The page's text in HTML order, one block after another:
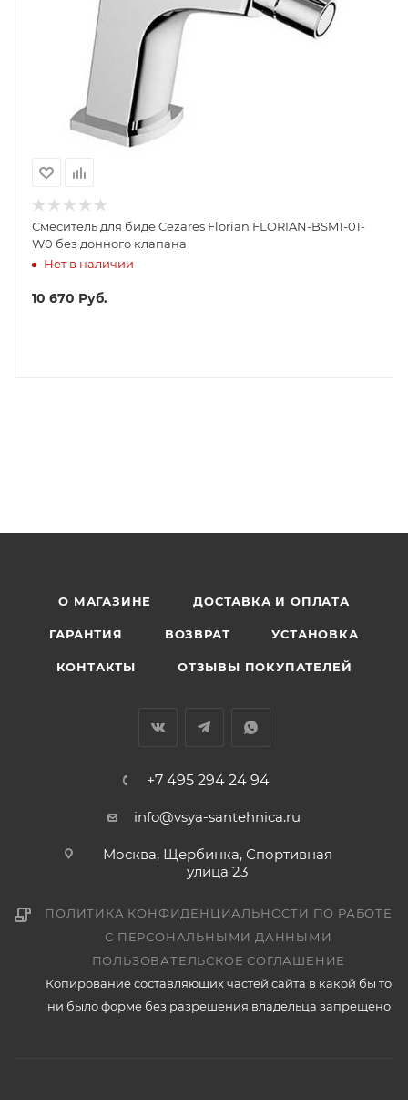
Смеситель для биде Cezares Florian FLORIAN-BSM1-01-
W0 без донного клапана
Нет в наличии
10 670 Руб.
О МАГАЗИНЕ ДОСТАВКА И ОПЛАТА
ГАРАНТИЯ ВОЗВРАТ УСТАНОВКА
КОНТАКТЫ ОТЗЫВЫ ПОКУПАТЕЛЕЙ
+7 495 294 24 94
info@vsya-santehnica.ru
Москва, Щербинка, Спортивная
улица 23
ПОЛИТИКА КОНФИДЕНЦИАЛЬНОСТИ ПО РАБОТЕ
С ПЕРСОНАЛЬНЫМИ ДАННЫМИ
ПОЛЬЗОВАТЕЛЬСКОЕ СОГЛАШЕНИЕ
Копирование составляющих частей сайта в какой бы то
ни было форме без разрешения владельца запрещено